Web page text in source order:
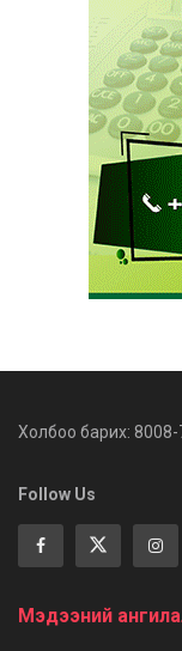
Холбоо барих: 8008-
Follow Us
Мэдээний